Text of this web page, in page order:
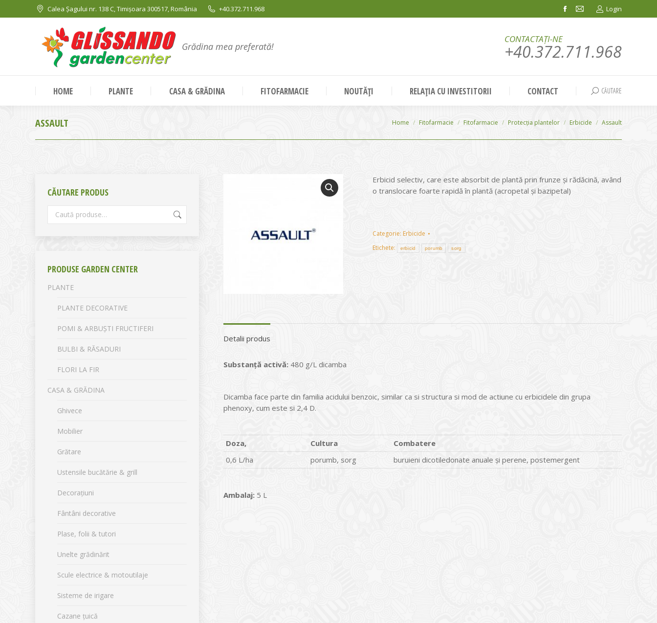
Calea Șagului nr. 138 C, Timișoara 300517, România +40.372.711.968
Facebook
in
window
Mail
in
window
Login
Grădina mea preferată!
CONTACTAȚI-NE
+40.372.711.968
HOME PLANTE CASA & GRĂDINA FITOFARMACIE NOUTĂȚI RELAȚIA CU INVESTITORII CONTACT Search:
CĂUTARE
ASSAULT You are here:
Home Fitofarmacie Fitofarmacie Protecția plantelor Erbicide Assault
Erbicid selectiv, care este absorbit de plantă prin frunze și rădăcină, având
o translocare foarte rapidă în plantă (acropetal și bazipetal)
Categorie: Erbicide
Etichete:
erbicid porumb sorg
Detalii produs
Substanţă activă: 480 g/L dicamba
Dicamba face parte din familia acidului benzoic, similar ca si structura si mod de actiune cu erbicidele din grupa
phenoxy, cum este si 2,4 D.
Doza, Cultura
Combatere
0,6 L/ha
porumb, sorg buruieni dicotiledonate anuale şi perene, postemergent
Ambalaj: 5 L
CĂUTARE PRODUS
PRODUSE GARDEN CENTER
PLANTE
PLANTE DECORATIVE
POMI & ARBUȘTI FRUCTIFERI
BULBI & RĂSADURI
FLORI LA FIR
CASA & GRĂDINA
Ghivece
Mobilier
Grătare
Ustensile bucătărie & grill
Decorațiuni
Fântâni decorative
Plase, folii & tutori
Unelte grădinărit
Scule electrice & motoutilaje
Sisteme de irigare
Cazane țuică